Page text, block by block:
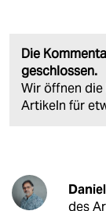
Die
geschlossen.
Wir öffnen
Artikeln für
des